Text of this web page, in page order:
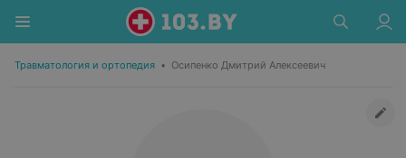
Травматология и ортопедия • Осипенко Дмитрий Алексеевич